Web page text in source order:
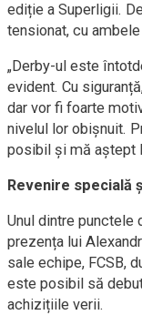
ediție a Superligii.
tensionat, cu
„Derby-ul este
evident. Cu
dar vor fi foarte
nivelul lor obișnuit.
posibil și mă aștept
Revenire specială
Unul dintre punctele
prezența lui
sale echipe, FCSB,
este posibil să
achizițiile verii.